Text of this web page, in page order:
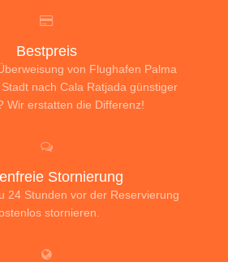
Bestpreis
von Flughafen Palma
nach Cala Ratjada günstiger
Wir erstatten die Differenz!
Stornierung
24 Stunden vor der Reservierung
stornieren.